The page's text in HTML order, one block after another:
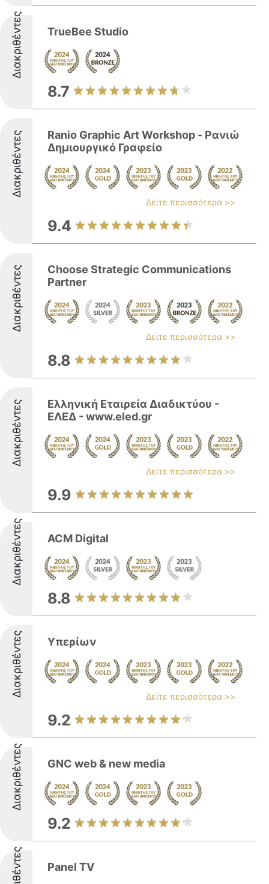
Διακριθέντες TrueBee Studio
8.7
Διακριθέντες
Ranio Graphic Art Workshop - Ρανιώ
Δημιουργικό Γραφείο
Δείτε περισσότερα >>
9.4
Διακριθέντες
Choose Strategic Communications
Partner
Δείτε περισσότερα >>
8.8
Διακριθέντες
Ελληνική Εταιρεία Διαδικτύου -
ΕΛΕΔ - www.eled.gr
Δείτε περισσότερα >>
9.9
Διακριθέντες ACM Digital
8.8
Διακριθέντες Υπερίων
Δείτε περισσότερα >>
9.2
Διακριθέντες GNC web & new media
9.2
Panel TV